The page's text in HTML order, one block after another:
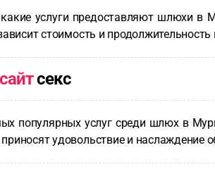
какие услуги предоставляют шлюхи
стоимость и продолжительность
секс
популярных услуг среди шлюх в
удовольствие и наслаждение